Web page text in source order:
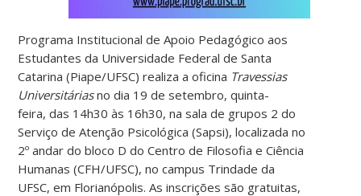
Programa Institucional de Apoio Pedagógico aos
Estudantes da Universidade Federal de Santa
Catarina (Piape/UFSC) realiza a oficina Travessias
Universitáriasno dia 19 de setembro, quinta-
feira, das 14h30 às 16h30, na sala de grupos 2 do
Serviço de Atenção Psicológica (Sapsi), localizada no
2º andar do bloco D do Centro de Filosofia e Ciência
Humanas (CFH/UFSC), no campus Trindade da
UFSC, em Florianópolis. As inscrições são gratuitas,